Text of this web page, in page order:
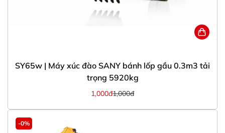
SY65w | Máy xúc đào SANY bánh lốp gầu 0.3m3 tải
trọng 5920kg
1,000đ1,000đ
-0%